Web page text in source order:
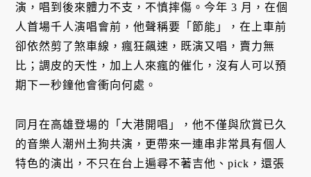
演，唱到後來體力不支，不慎摔傷。今年 3 月，在個
人首場千人演唱會前，他聲稱要「節能」，在上車前
卻依然剪了煞車線，瘋狂飆速，既演又唱，賣力無
比；調皮的天性，加上人來瘋的催化，沒有人可以預
期下一秒鐘他會衝向何處。
同月在高雄登場的「大港開唱」，他不僅與欣賞已久
的音樂人潮州土狗共演，更帶來一連串非常具有個人
特色的演出，不只在台上遍尋不著吉他、pick，還張